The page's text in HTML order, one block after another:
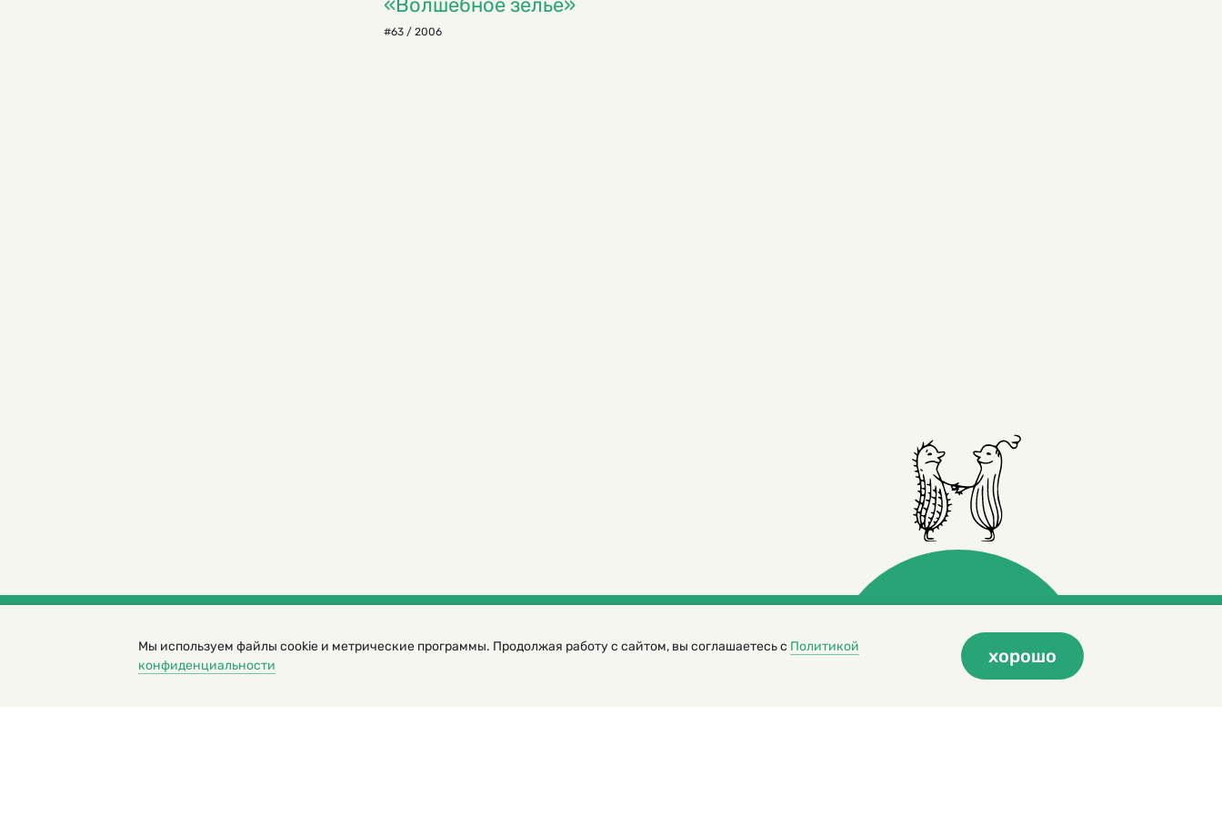
«Волшебное зелье»
#63 / 2006
© 2000 – 2026. Кукумбер. Литературный иллюстрированный журнал для детей
Копирование материалов возможно только с разрешения редакторов сайта
Мы используем файлы cookie и метрические программы. Продолжая работу с сайтом, вы соглашаетесь с Политикой
конфиденциальности
хорошо